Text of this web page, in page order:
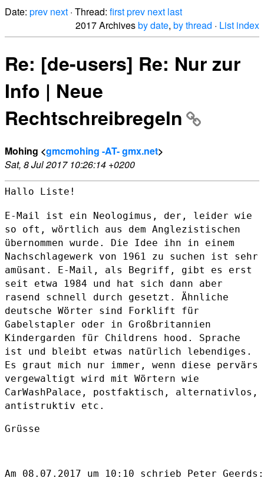
Date: prev next · Thread: firstprev next last
2017 Archivesby date, by thread · List index
Re: [de-users] Re: Nur zur
Info | Neue
Rechtschreibregeln
Mohing <gmcmohing -AT- gmx.net>
Sat, 8 Jul 2017 10:26:14 +0200
Hallo Liste!
E-Mail ist ein Neologimus, der, leider wie
so oft, wörtlich aus dem Anglezistischen
übernommen wurde. Die Idee ihn in einem
Nachschlagewerk von 1961 zu suchen ist sehr
amüsant. E-Mail, als Begriff, gibt es erst
seit etwa 1984 und hat sich dann aber
rasend schnell durch gesetzt. Ähnliche
deutsche Wörter sind Forklift für
Gabelstapler oder in Großbritannien
Kindergarden für Childrens hood. Sprache
ist und bleibt etwas natürlich lebendiges.
Es graut mich nur immer, wenn diese pervärs
vergewaltigt wird mit Wörtern wie
CarWashPalace, postfaktisch, alternativlos,
antistruktiv etc.
Grüsse